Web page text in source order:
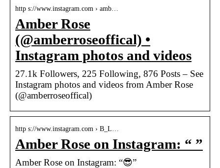
http s://www.instagram.com › amb…
Amber Rose
(@amberroseoffical) •
Instagram photos and videos
27.1k Followers, 225 Following, 876 Posts – See
Instagram photos and videos from Amber Rose
(@amberroseoffical)
http s://www.instagram.com › B_L…
Amber Rose on Instagram: “ ”
Amber Rose on Instagram: “😎”